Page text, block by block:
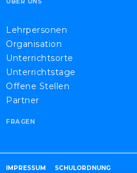
Lehrpersonen
Organisation
Unterrichtsorte
Unterrichtstage
Offene Stellen
Partner
FRAGEN
IMPRESSUM SCHULORDNUNG